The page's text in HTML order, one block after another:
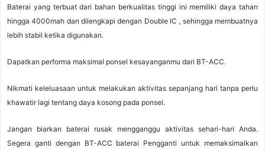
Baterai yang terbuat dari bahan berkualitas tinggi ini memiliki daya tahan
hingga 4000mah dan dilengkapi dengan Double IC , sehingga membuatnya
lebih stabil ketika digunakan.
Dapatkan performa maksimal ponsel kesayanganmu dari BT-ACC.
Nikmati keleluasaan untuk melakukan aktivitas sepanjang hari tanpa perlu
khawatir lagi tentang daya kosong pada ponsel.
Jangan biarkan baterai rusak mengganggu aktivitas sehari-hari Anda.
Segera ganti dengan BT-ACC baterai Pengganti untuk memaksimalkan